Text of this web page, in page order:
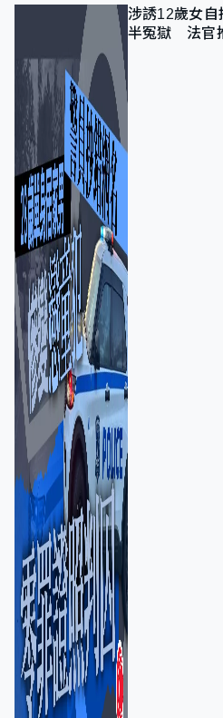
涉誘12歲女
半冤獄 法官